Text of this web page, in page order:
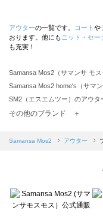
アウターの一覧です。 コート や
おります。他にも ニット・セー
も充実！
Samansa Mos2（サマンサ モ
Samansa Mos2 home's（サマ
SM2（エスエムツー）のアウタ
TSUHARU by Samansa Mos2
Samansa Mos2 blue（サマンサ
sō4ū（ソウフォーユー）のア
Te chichi（テチチ）のアウター
Te chichi CLASSIC（テチチ ク
その他のブランド ＋
Samansa Mos2 アウター